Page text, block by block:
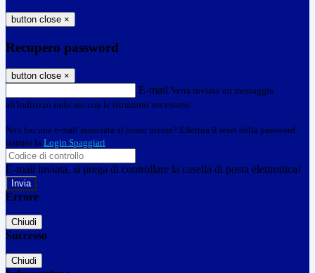
button close ×
Recupero password
button close ×
E-mail Verrà inviato un messaggio
all'indirizzo indicato con le istruzioni necessarie.
Non hai una e-mail associata al nome utente? Effettua il reset della password
tramite la Login Spaggiari
E-mail inviata, si prega di controllare la casella di posta elettronica!
Errore
Chiudi
Successo
Chiudi